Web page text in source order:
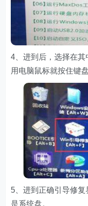
4、进到后，选择在
用电脑鼠标就按住键盘
5、进到正确引导修
是系统盘。